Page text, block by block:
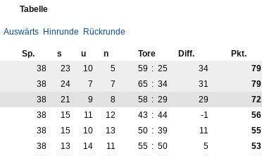
Tabelle
Auswärts Hinrunde Rückrunde
Sp. s u n Tore Diff.
Pkt.
38 23 10 5 59 : 25 34
79
38 24 7 7 65 : 34 31
79
38 21 9 8 58 : 29 29
72
38 15 11 12 43 : 44 -1
56
38 15 10 13 50 : 39 11
55
38 13 14 11 55 : 50 5
53